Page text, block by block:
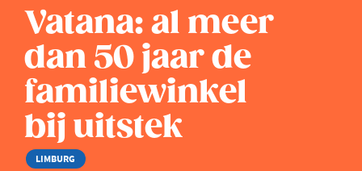
Vatana: al meer
dan 50 jaar de
familiewinkel
bij uitstek
LIMBURG